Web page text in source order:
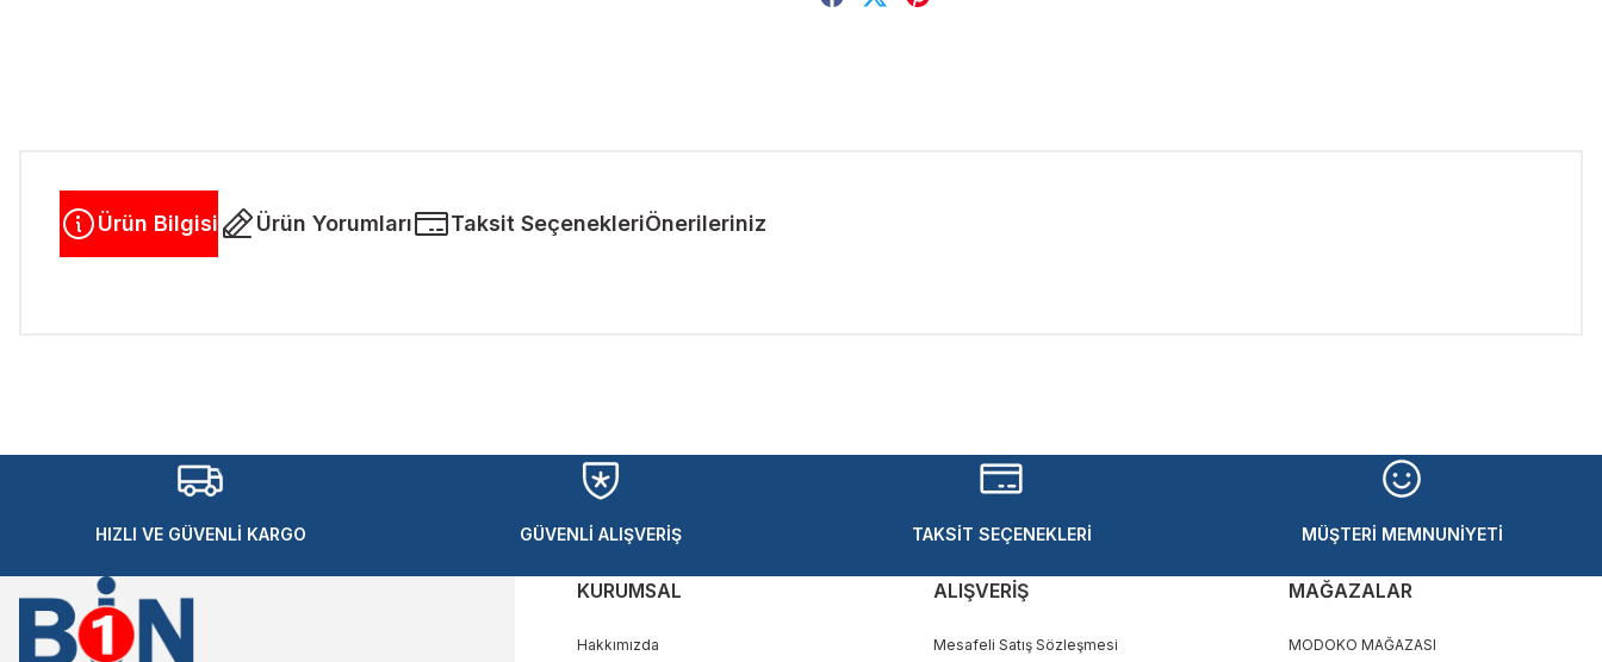
Ürün Bilgisi Ürün Yorumları Taksit SeçenekleriÖnerileriniz
Yorum Yaz
Ürün açıklamasında eksik bilgiler bulunuyor.
Ürün bilgilerinde hatalar bulunuyor.
Ürün fiyatı diğer sitelerden daha pahalı.
HIZLI VE GÜVENLİ KARGO GÜVENLİ ALIŞVERİŞ TAKSİT SEÇENEKLERİ MÜŞTERİ MEMNUNİYETİ
KURUMSAL
Hakkımızda
ALIŞVERİŞ
Mesafeli Satış Sözleşmesi
MAĞAZALAR
MODOKO MAĞAZASI